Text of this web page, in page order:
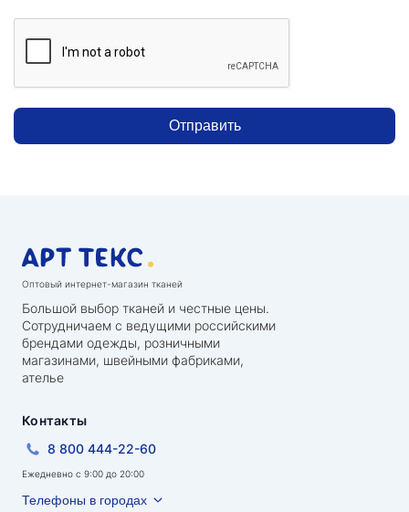
Отправить
Оптовый интернет-магазин тканей
Большой выбор тканей и честные цены.
Сотрудничаем с ведущими российскими
брендами одежды, розничными
магазинами, швейными фабриками,
ателье
Контакты
8 800 444-22-60
Ежедневно с 9:00 до 20:00
Телефоны в городах